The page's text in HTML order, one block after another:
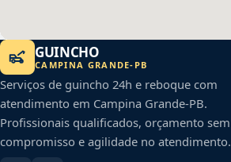
GUINCHO
CAMPINA GRANDE- PB
Serviços de guincho 24h e reboque com
atendimento em Campina Grande-PB.
Profissionais qualificados, orçamento sem
compromisso e agilidade no atendimento.